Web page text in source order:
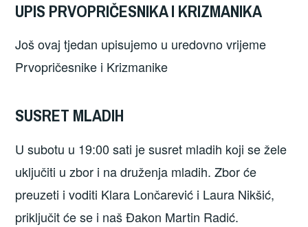
UPIS PRVOPRIČESNIKA I KRIZMANIKA
Još ovaj tjedan upisujemo u uredovno vrijeme
Prvopričesnike i Krizmanike
SUSRET MLADIH
U subotu u 19:00 sati je susret mladih koji se žele
uključiti u zbor i na druženja mladih. Zbor će
preuzeti i voditi Klara Lončarević i Laura Nikšić,
priključit će se i naš Đakon Martin Radić.